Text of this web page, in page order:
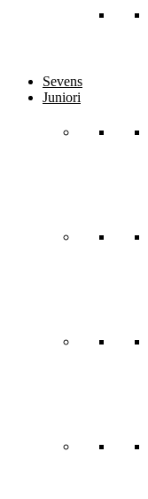
Sevens
Juniori